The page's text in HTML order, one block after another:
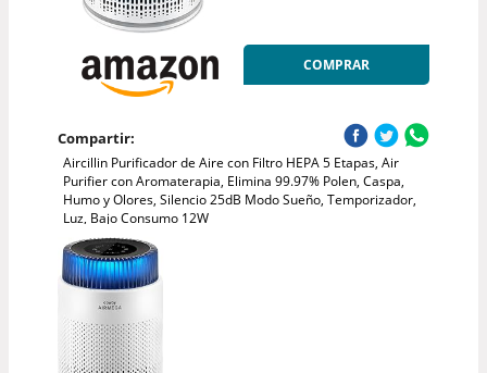
COMPRAR
Compartir:
Aircillin Purificador de Aire con Filtro HEPA 5 Etapas, Air
Purifier con Aromaterapia, Elimina 99.97% Polen, Caspa,
Humo y Olores, Silencio 25dB Modo Sueño, Temporizador,
Luz, Bajo Consumo 12W